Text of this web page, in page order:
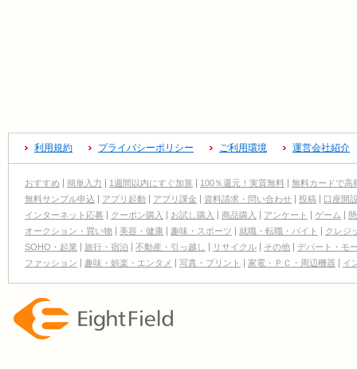
利用規約 プライバシーポリシー ご利用環境 運営会社紹介
おすすめ 簡単入力 1週間以内にすぐ加算 100％還元！実質無料
無料カードで高
無料サンプル申込
アプリ起動 アプリ課金 資料請求・問い合わせ 投稿
口座開
インターネット応募
クーポン購入 お試し購入 商品購入 アンケート ゲーム
オークション・買い物
美容・健康 趣味・スポーツ 就職・転職・バイト
クレジ
SOHO・起業
旅行・宿泊 不動産・引っ越し リサイクル その他
デパート・モ
ファッション
趣味・娯楽・エンタメ 写真・プリント 家電・ＰＣ・周辺機器 イ